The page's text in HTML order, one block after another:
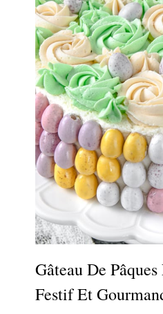
Gâteau De
Festif Et